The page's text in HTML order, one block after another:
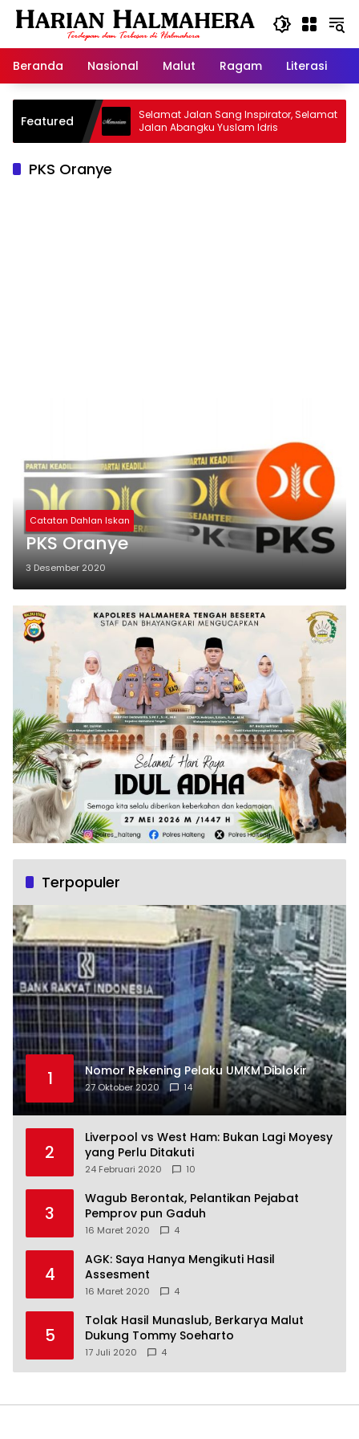
Langsung
Beranda
Nasional Malut Ragam Literasi
Featured
Warisan
Selamat Jalan Sang Inspirator, Selamat
Jalan Abangku Yuslam Idris
PKS Oranye
Catatan Dahlan Iskan
PKS Oranye
3 Desember 2020
Terpopuler
1 Nomor Rekening Pelaku UMKM Diblokir
27 Oktober 2020 14
2
Liverpool vs West Ham: Bukan Lagi Moyesy
yang Perlu Ditakuti
24 Februari 2020 10
3
Wagub Berontak, Pelantikan Pejabat
Pemprov pun Gaduh
16 Maret 2020 4
4
AGK: Saya Hanya Mengikuti Hasil
Assesment
16 Maret 2020 4
5
Tolak Hasil Munaslub, Berkarya Malut
Dukung Tommy Soeharto
17 Juli 2020 4